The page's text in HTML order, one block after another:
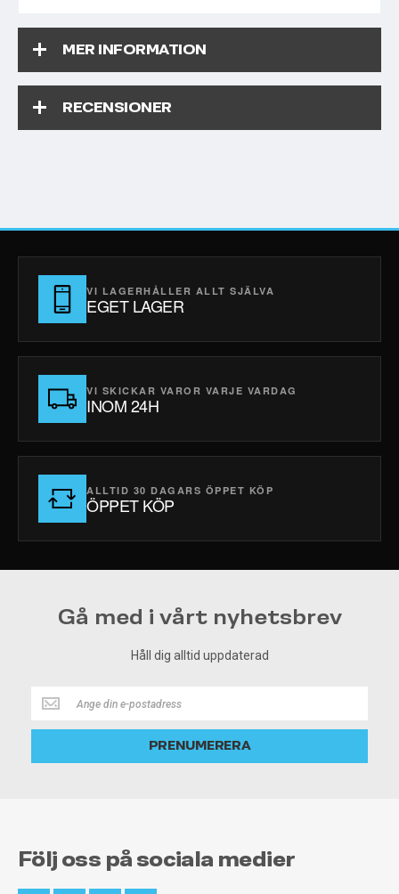
MER INFORMATION
RECENSIONER
VI LAGERHÅLLER ALLT SJÄLVA
EGET LAGER
VI SKICKAR VAROR VARJE VARDAG
INOM 24H
ALLTID 30 DAGARS ÖPPET KÖP
ÖPPET KÖP
Gå med i vårt nyhetsbrev
Håll dig alltid uppdaterad
Håll
dig
alltid
PRENUMERERA
Följ oss på sociala medier